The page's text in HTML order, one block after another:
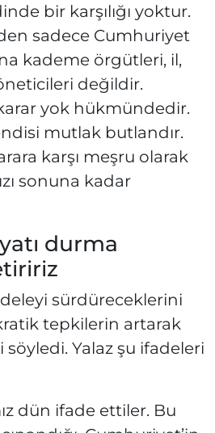
bir karşılığı yoktur.
sadece Cumhuriyet
kademe örgütleri, il,
değildir.
yok hükmündedir.
mutlak butlandır.
karşı meşru olarak
sonuna kadar
durma
sürdüreceklerini
tepkilerin artarak
Yalaz şu ifadeleri
dün ifade ettiler. Bu